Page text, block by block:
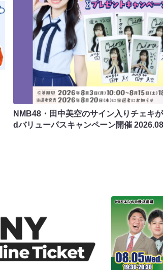
NMB48・田中美空のサイン入りチェキ
dバリューパスキャンペーン開催